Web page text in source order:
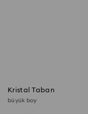
Kristal Taban
büyük boy